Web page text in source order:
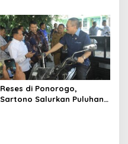
Reses di Ponorogo,
Sartono Salurkan Puluhan